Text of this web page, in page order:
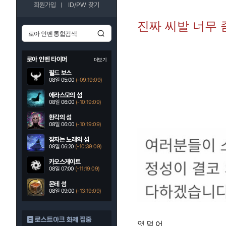
회원가입 ID/PW 찾기
로아 인벤 타이머 더보기
필드 보스
08일 05:00 (-09:19:07)
에라스모의 섬
08일 06:00 (-10:19:07)
환각의 섬
08일 06:00 (-10:19:07)
잠자는 노래의 섬
08일 06:20 (-10:39:07)
카오스게이트
08일 07:00 (-11:19:07)
몬테 섬
08일 09:00 (-13:19:07)
로스트아크 화제 집중
진짜 씨발 너무
엿 먹 어